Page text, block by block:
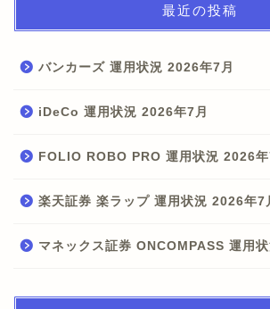
最近の投稿
バンカーズ 運用状況 2026年7月
iDeCo 運用状況 2026年7月
FOLIO ROBO PRO 運用状況 2026年
楽天証券 楽ラップ 運用状況 2026年7
マネックス証券 ONCOMPASS 運用